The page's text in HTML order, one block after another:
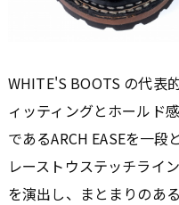
WHITE'S BOOTS の代表
ィッティングとホールド
であるARCH EASEを一
レーストウステッチライ
を演出し、まとまりのあ